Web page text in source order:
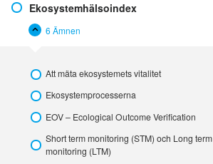
Ekosystemhälsoindex
Minimera
Ekosystemhälsoindex
6 Ämnen
Att mäta ekosystemets vitalitet
Ekosystemprocesserna
EOV – Ecological Outcome Verification
Short term monitoring (STM) och Long term
monitoring (LTM)